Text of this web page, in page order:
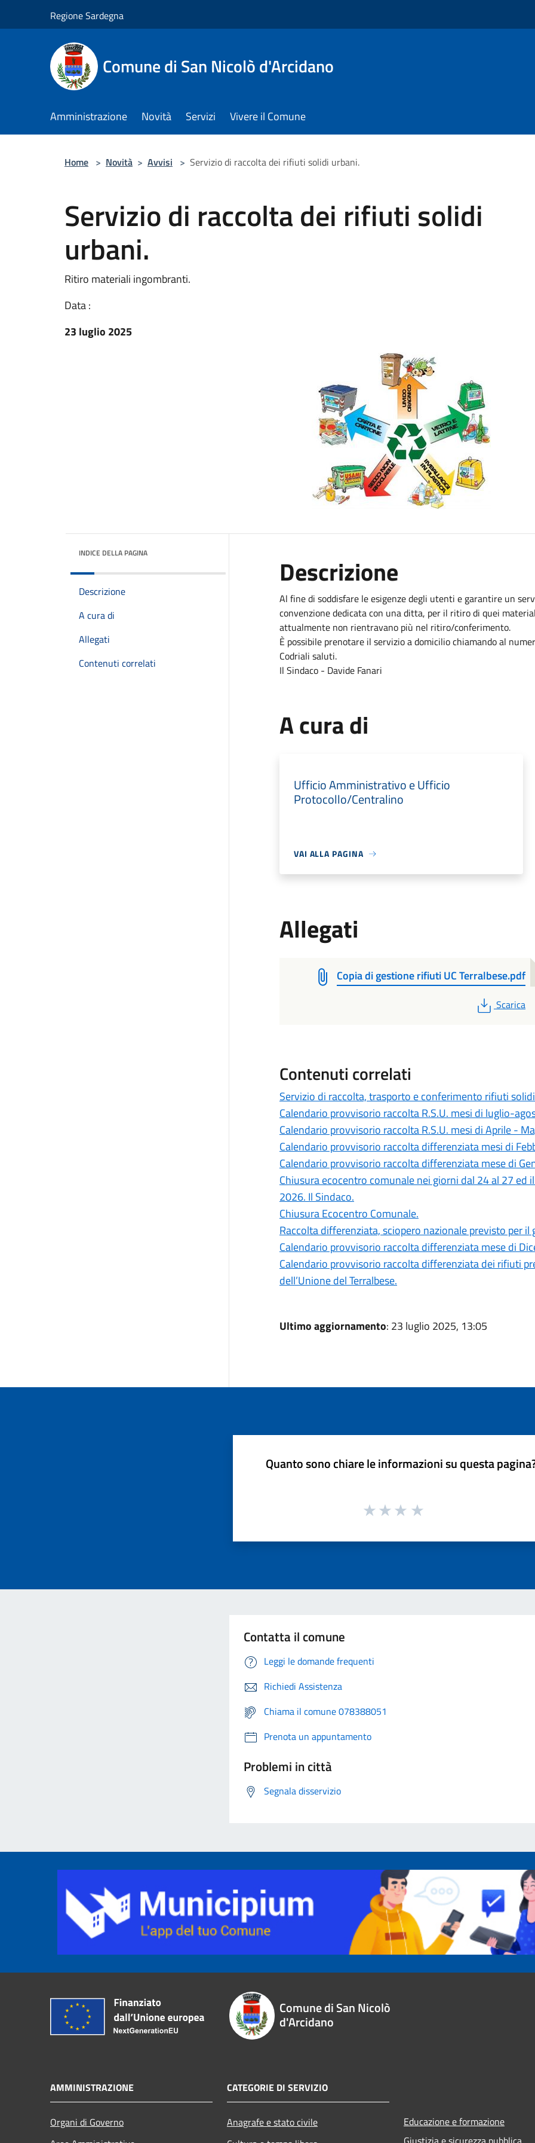
Regione Sardegna
Comune di San Nicolò d'Arcidano
Amministrazione Novità Servizi Vivere il Comune
Home > Novità > Avvisi > Servizio di raccolta dei rifiuti solidi urbani.
Servizio di raccolta dei rifiuti solidi
urbani.
Ritiro materiali ingombranti.
Data :
23 luglio 2025
INDICE DELLA PAGINA
Descrizione
A cura di
Allegati
Contenuti correlati
Descrizione
Al fine di soddisfare le esigenze degli utenti e garantire un
convenzione dedicata con una ditta, per il ritiro di quei
attualmente non rientravano più nel ritiro/conferimento.
È possibile prenotare il servizio a domicilio chiamando al
Codriali saluti.
Il Sindaco - Davide Fanari
A cura di
Ufficio Amministrativo e Ufficio
Protocollo/Centralino
VAI ALLA PAGINA
Allegati
Copia di gestione rifiuti UC Terralbese.pdf
PDF
Scarica
Contenuti correlati
Servizio di raccolta, trasporto e conferimento rifiuti
Calendario provvisorio raccolta R.S.U. mesi di luglio-
Calendario provvisorio raccolta R.S.U. mesi di Aprile -
Calendario provvisorio raccolta differenziata mesi di
Calendario provvisorio raccolta differenziata mese di
Chiusura ecocentro comunale nei giorni dal 24 al 27 ed
2026. Il Sindaco.
Chiusura Ecocentro Comunale.
Raccolta differenziata, sciopero nazionale previsto per
Calendario provvisorio raccolta differenziata mese di
Calendario provvisorio raccolta differenziata dei rifiuti
dell’Unione del Terralbese.
Ultimo aggiornamento: 23 luglio 2025, 13:05
Quanto sono chiare le informazioni su questa
Contatta il comune
Leggi le domande frequenti
Richiedi Assistenza
Chiama il comune 078388051
Prenota un appuntamento
Problemi in città
Segnala disservizio
Comune di San Nicolò
d'Arcidano
AMMINISTRAZIONE
Organi di Governo
CATEGORIE DI SERVIZIO
Anagrafe e stato civile
Educazione e formazione